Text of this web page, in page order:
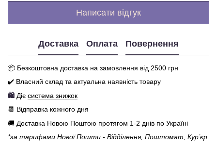
Написати відгук
Доставка Оплата Повернення
📦 Безкоштовна доставка на замовлення від 2500 грн
✔️ Власний склад та актуальна наявність товару
🛍️ Діє система знижок
📆 Відправка кожного дня
🚚 Доставка Новою Поштою протягом 1-2 днів по Україні
*за тарифами Нової Пошти - Відділення, Поштомат, Курʼєр